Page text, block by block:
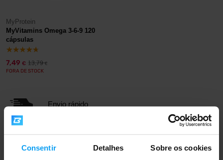
Consentir Detalhes Sobre os cookies
MyProtein
MyVitamins Omega 3-6-9 120
cápsulas
7,49 € 13,79€
FORA DE STOCK
Envio rápido
Mais de 3000 produtos em stock